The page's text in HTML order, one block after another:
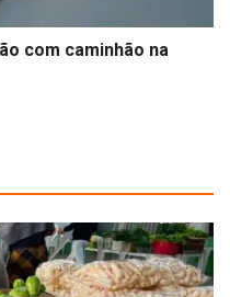
com caminhão na